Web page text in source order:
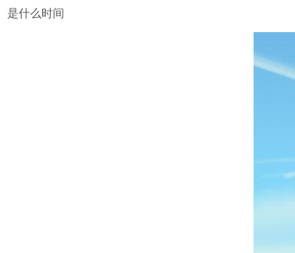
是什么时间